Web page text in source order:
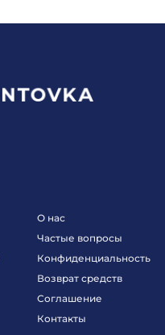
О нас
Частые вопросы
Конфиденциальность
Возврат средств
Соглашение
Контакты